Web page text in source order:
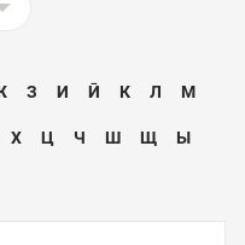
З И Ӣ К Л М
Х Ц Ч Ш Щ Ы